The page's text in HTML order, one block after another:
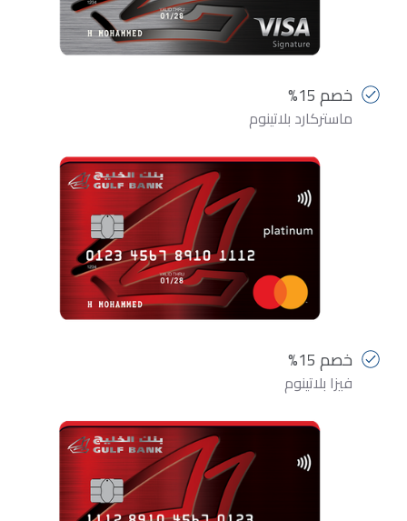
خصم 15%
ماستركارد بلاتينوم
خصم 15%
فيزا بلاتينوم